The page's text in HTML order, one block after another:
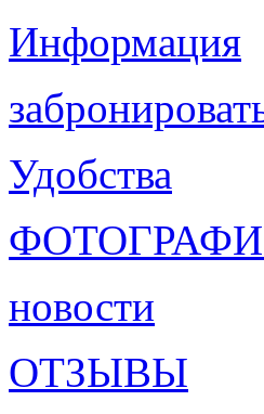
Информация
Удобства
новости
ОТЗЫВЫ